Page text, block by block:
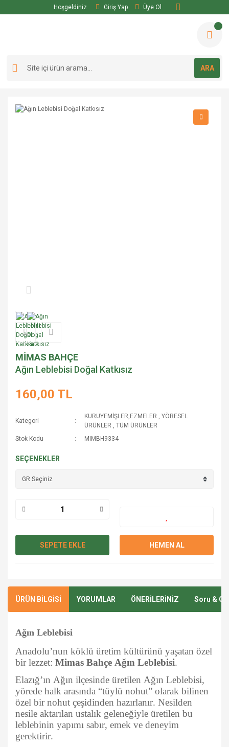
Hoşgeldiniz Giriş Yap Üye Ol
ARA
MİMAS BAHÇE
Ağın Leblebisi Doğal Katkısız
160,00 TL
Kategori
KURUYEMİŞLER,EZMELER ,YÖRESEL
ÜRÜNLER ,TÜM ÜRÜNLER
Stok Kodu
MIMBH9334
SEÇENEKLER
SEPETE EKLE HEMEN AL
ÜRÜN BİLGİSİ YORUMLAR ÖNERİLERİNİZ Soru &
Ağın Leblebisi
Anadolu’nun köklü üretim kültürünü yaşatan özel
bir lezzet: Mimas Bahçe Ağın Leblebisi.
Elazığ’ın Ağın ilçesinde üretilen Ağın Leblebisi,
yörede halk arasında “tüylü nohut” olarak bilinen
özel bir nohut çeşidinden hazırlanır. Nesilden
nesile aktarılan ustalık geleneğiyle üretilen bu
leblebinin yapımı sabır, emek ve deneyim
gerektirir.